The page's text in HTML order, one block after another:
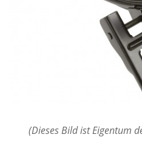
(Dieses Bild ist Eigentum